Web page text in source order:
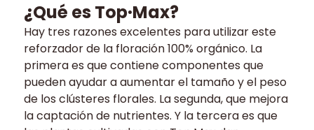
¿Qué es Top·Max?
Hay tres razones excelentes para utilizar este
reforzador de la floración 100% orgánico. La
primera es que contiene componentes que
pueden ayudar a aumentar el tamaño y el peso
de los clústeres florales. La segunda, que mejora
la captación de nutrientes. Y la tercera es que